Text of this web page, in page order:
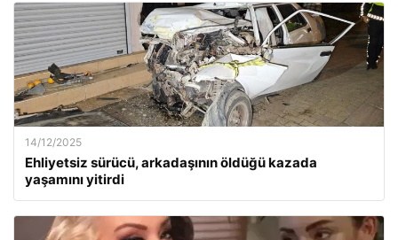
14/12/2025
Ehliyetsiz sürücü, arkadaşının öldüğü kazada
yaşamını yitirdi